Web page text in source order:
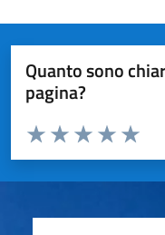
Quanto sono
pagina?
Valuta da 1 a 5 stelle la
Valuta
Valuta 4
Valuta 3 stelle
Valuta 2 stelle su 5
Valuta 1 stelle su 5